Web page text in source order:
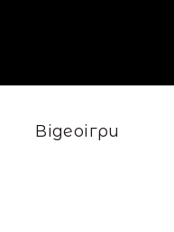
Відеоігри